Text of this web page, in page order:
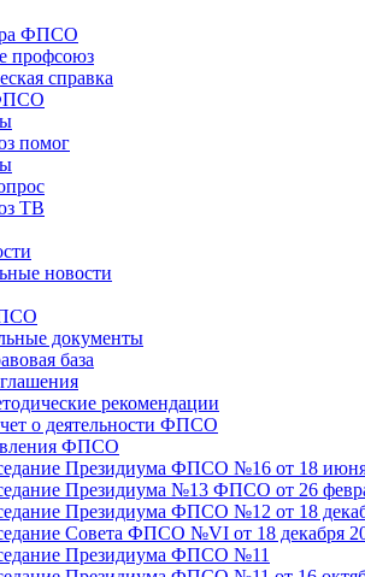
ФПСО
профсоюз
справка
помог
ТВ
новости
документы
база
рекомендации
о деятельности ФПСО
ФПСО
Президиума ФПСО №16 от 18 июня
Президиума №13 ФПСО от 26
Президиума ФПСО №12 от 18
Совета ФПСО №VI от 18 декабря
Президиума ФПСО №11